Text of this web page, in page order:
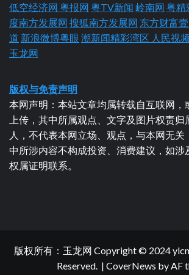
低空经济网 粤报网 粤TV新闻 岭南网 粤精
度南方发展网 搜狐南方发展网 东方财富
道 新浪微博粤眼 潮新闻精彩湾区 人民视
玉龙网
版权与免责声明
本网声明：本站文章均属转载自互联网，
上传，其中所属观点、文字及图片权责
人，不代表本网立场、观点，与本网无
中所涉内容不构成投资、消费建议，如涉
权属证明联系。
版权所有：玉龙网 Copyright © 2024
Reserved. | CoverNews by AF